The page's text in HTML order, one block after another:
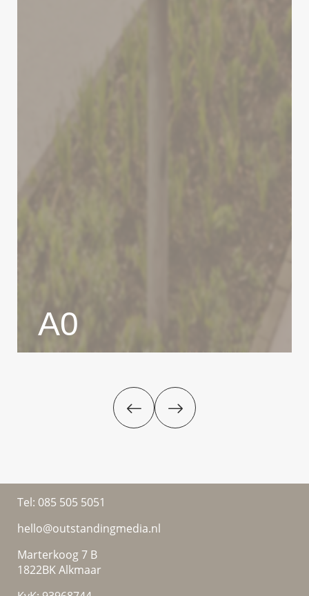
A0
Tel: 085 505 5051
hello@outstandingmedia.nl
Marterkoog 7 B
1822BK Alkmaar